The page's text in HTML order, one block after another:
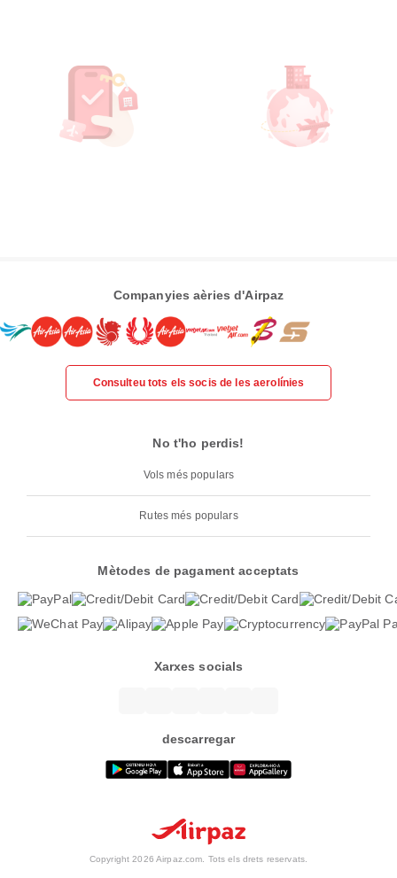
Companyies aèries d'Airpaz
Consulteu tots els socis de les aerolínies
No t'ho perdis!
Vols més populars
Rutes més populars
Mètodes de pagament acceptats
Xarxes socials
descarregar
Copyright 2026 Airpaz.com. Tots els drets reservats.